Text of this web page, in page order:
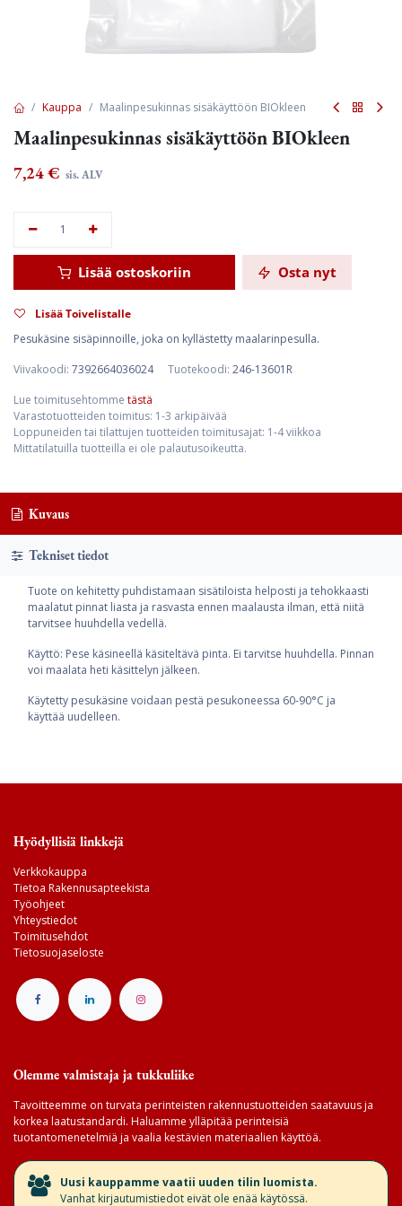
Kauppa Maalinpesukinnas sisäkäyttöön BIOkleen
Maalinpesukinnas sisäkäyttöön BIOkleen
7,24€ sis. ALV
Lisää ostoskoriin Osta nyt
Lisää Toivelistalle
Pesukäsine sisäpinnoille, joka on kyllästetty maalarinpesulla.
Viivakoodi: 7392664036024 Tuotekoodi: 246-13601R
Lue toimitusehtomme tästä
Varastotuotteiden toimitus: 1-3 arkipäivää
Loppuneiden tai tilattujen tuotteiden toimitusajat: 1-4 viikkoa
Mittatilatuilla tuotteilla ei ole palautusoikeutta.
Kuvaus
Tekniset tiedot
Tuote on kehitetty puhdistamaan sisätiloista helposti ja tehokkaasti
maalatut pinnat liasta ja rasvasta ennen maalausta ilman, että niitä
tarvitsee huuhdella vedellä.
Käyttö: Pese käsineellä käsiteltävä pinta. Ei tarvitse huuhdella. Pinnan
voi maalata heti käsittelyn jälkeen.
Käytetty pesukäsine voidaan pestä pesukoneessa 60-90°C ja
käyttää uudelleen.
Hyödyllisiä linkkejä
Verkkokauppa
Tietoa Rakennusapteekista
Työohjeet
Yhteystiedot
Toimitusehdot
Tietosuojaseloste
Olemme valmistaja ja tukkuliike
Tavoitteemme on turvata perinteisten rakennustuotteiden saatavuus ja
korkea laatustandardi. Haluamme ylläpitää perinteisiä
tuotantomenetelmiä ja vaalia kestävien materiaalien käyttöä.
​Uusi kauppamme vaatii uuden tilin luomista.
Vanhat kirjautumistiedot eivät ole enää käytössä.